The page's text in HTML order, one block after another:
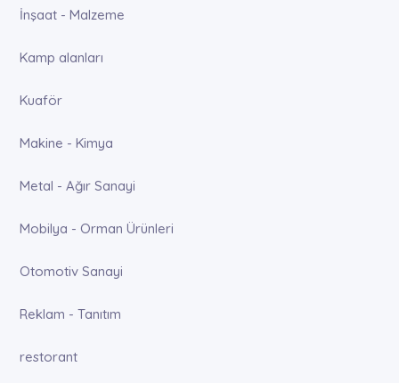
İnşaat - Malzeme
Kamp alanları
Kuaför
Makine - Kimya
Metal - Ağır Sanayi
Mobilya - Orman Ürünleri
Otomotiv Sanayi
Reklam - Tanıtım
restorant